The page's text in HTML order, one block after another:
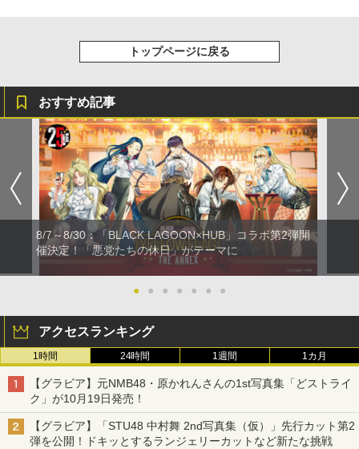
トップページに戻る
おすすめ記事
8/7～8/30：「BLACK LAGOON×HUB」コラボ第2弾開
催決定！「悪党たちの休日」がテーマに
● ● ● ● ● ● ●
アクセスランキング
1時間 24時間 1週間 1カ月
【グラビア】元NMB48・原かれんさんの1st写真集「どストライ
ク」が10月19日発売！
【グラビア】「STU48 中村舞 2nd写真集（仮）」先行カット第2
弾を公開！ドキッとするランジェリーカットなど新たな挑戦